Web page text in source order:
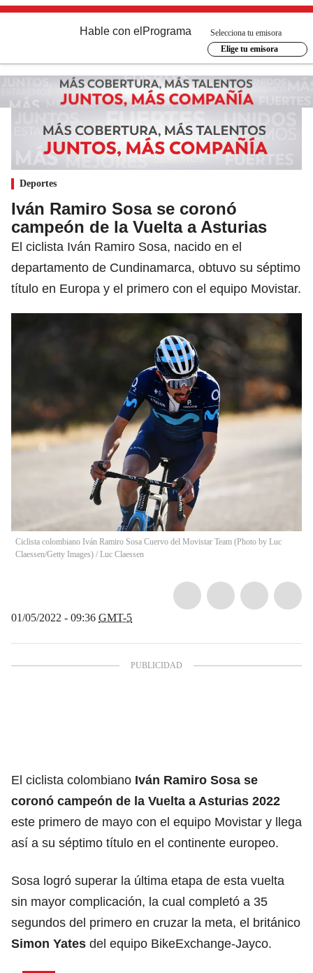
Hable con el Programa
Selecciona tu emisora
Elige tu emisora
Deportes
Iván Ramiro Sosa se coronó
campeón de la Vuelta a Asturias
El ciclista Iván Ramiro Sosa, nacido en el
departamento de Cundinamarca, obtuvo su séptimo
título en Europa y el primero con el equipo Movistar.
Ciclista colombiano Iván Ramiro Sosa Cuervo del Movistar Team (Photo by Luc
Claessen/Getty Images) / Luc Claessen
01/05/2022 - 09:36 GMT-5
El ciclista colombiano Iván Ramiro Sosa se
coronó campeón de la Vuelta a Asturias 2022
este primero de mayo con el equipo Movistar y llega
así a su séptimo título en el continente europeo.
Sosa logró superar la última etapa de esta vuelta
sin mayor complicación, la cual completó a 35
segundos del primero en cruzar la meta, el británico
Simon Yates del equipo BikeExchange-Jayco.